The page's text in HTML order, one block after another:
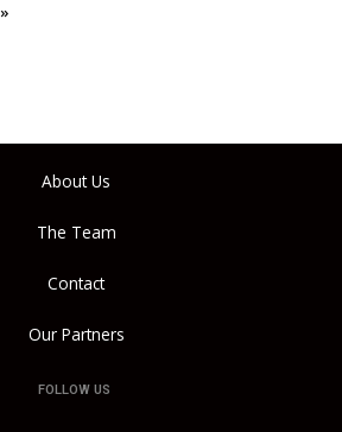
About Us
The Team
Contact
Our Partners
FOLLOW US